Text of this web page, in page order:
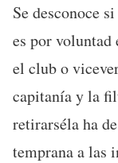
Se desconoce
es por voluntad
el club o
capitanía y la
retirarséla ha
temprana a las